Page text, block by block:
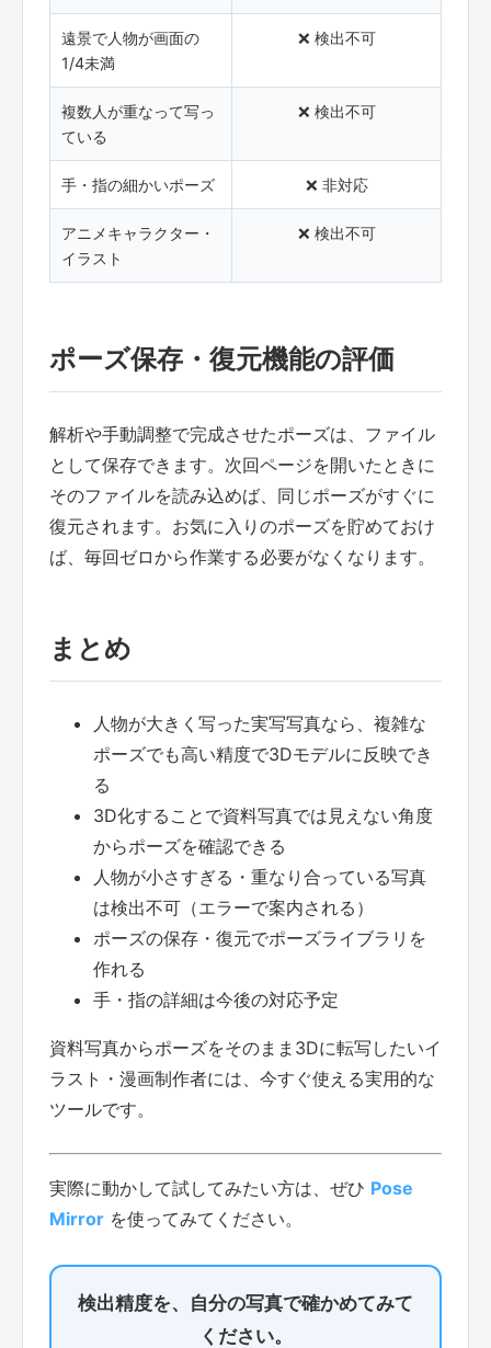
遠景で人物が画面の
1/4未満
❌ 検出不可
複数人が重なって写っ
ている
❌ 検出不可
手・指の細かいポーズ ❌ 非対応
アニメキャラクター・
イラスト
❌ 検出不可
ポーズ保存・復元機能の評価
解析や手動調整で完成させたポーズは、ファイル
として保存できます。次回ページを開いたときに
そのファイルを読み込めば、同じポーズがすぐに
復元されます。お気に入りのポーズを貯めておけ
ば、毎回ゼロから作業する必要がなくなります。
まとめ
人物が大きく写った実写写真なら、複雑な
ポーズでも高い精度で3Dモデルに反映でき
る
3D化することで資料写真では見えない角度
からポーズを確認できる
人物が小さすぎる・重なり合っている写真
は検出不可（エラーで案内される）
ポーズの保存・復元でポーズライブラリを
作れる
手・指の詳細は今後の対応予定
資料写真からポーズをそのまま3Dに転写したいイ
ラスト・漫画制作者には、今すぐ使える実用的な
ツールです。
実際に動かして試してみたい方は、ぜひ Pose
Mirror を使ってみてください。
検出精度を、自分の写真で確かめてみて
ください。